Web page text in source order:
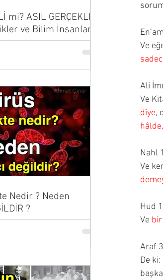
Ve
Ali
Ve
diye,
Nahl
Ve
Hud
Ve
Araf
De
mi? ASIL GERÇEKLER
ve Bilim İnsanları
Nedir ? Neden
?